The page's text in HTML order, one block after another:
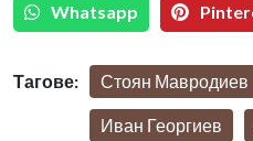
Whatsapp
Тагове: Стоян Мавродиев
Иван Георгиев